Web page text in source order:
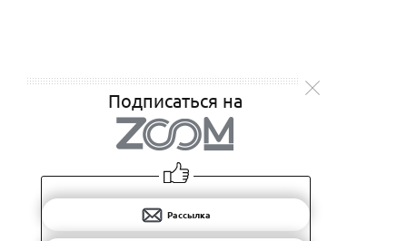
Подписаться на
Рассылка